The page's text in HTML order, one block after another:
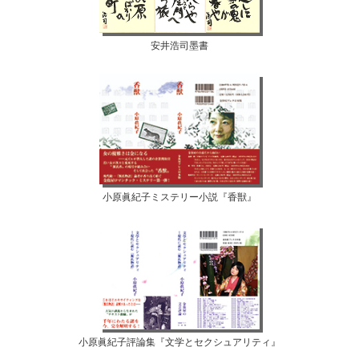
安井浩司墨書
小原眞紀子ミステリー小説『香獣』
小原眞紀子評論集『文学とセクシュアリティ』